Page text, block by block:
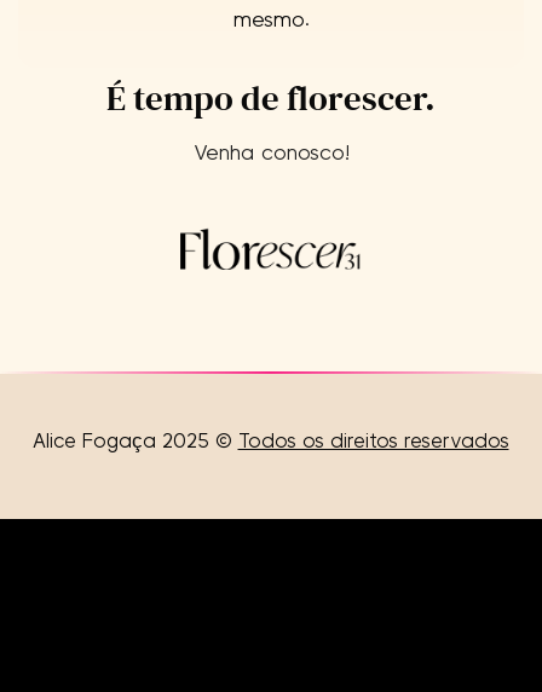
mesmo.
É tempo de florescer.
Venha conosco!​
Alice Fogaça 2025 © Todos os direitos reservados